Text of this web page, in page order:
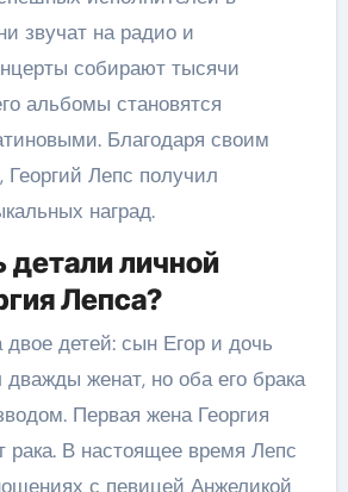
звучат на радио и
собирают тысячи
альбомы становятся
Благодаря своим
Георгий Лепс получил
наград.
детали личной
Лепса?
двое детей: сын Егор и дочь
женат, но оба его брака
Первая жена Георгия
рака. В настоящее время Лепс
с певицей Анжеликой